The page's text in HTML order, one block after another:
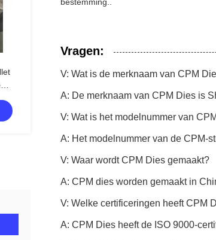
Vragen:
V: Wat is de merknaam van CPM
A: De merknaam van CPM Dies is
V: Wat is het modelnummer van
A: Het modelnummer van de CPM-
V: Waar wordt CPM Dies gemaakt?
A: CPM dies worden gemaakt in
V: Welke certificeringen heeft CPM
A: CPM Dies heeft de ISO 9000-